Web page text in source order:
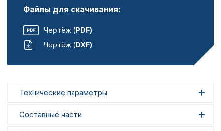
Файлы для скачивания:
Чертёж (PDF)
Чертёж (DXF)
Технические параметры
Составные части